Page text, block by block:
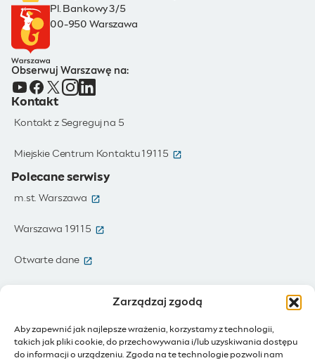
Zarządzaj zgodą
Aby zapewnić jak najlepsze wrażenia, korzystamy z technologii,
takich jak pliki cookie, do przechowywania i/lub uzyskiwania dostępu
do informacji o urządzeniu. Zgoda na te technologie pozwoli nam
Pl. Bankowy 3/5
00-950 Warszawa
Obserwuj Warszawę na:
Kontakt
Kontakt z Segreguj na 5
Miejskie Centrum Kontaktu 19115 (otwiera się w nowym oknie)
Polecane serwisy
m.st. Warszawa (otwiera się w nowym oknie)
Warszawa 19115 (otwiera się w nowym oknie)
Otwarte dane
IoT - Internet rzeczy (otwiera się w nowym oknie)